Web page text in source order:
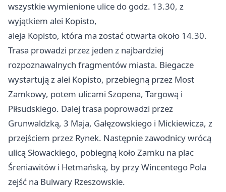
wszystkie wymienione ulice do godz. 13.30, z
wyjątkiem alei Kopisto,
aleja Kopisto, która ma zostać otwarta około 14.30.
Trasa prowadzi przez jeden z najbardziej
rozpoznawalnych fragmentów miasta. Biegacze
wystartują z alei Kopisto, przebiegną przez Most
Zamkowy, potem ulicami Szopena, Targową i
Piłsudskiego. Dalej trasa poprowadzi przez
Grunwaldzką, 3 Maja, Gałęzowskiego i Mickiewicza, z
przejściem przez Rynek. Następnie zawodnicy wrócą
ulicą Słowackiego, pobiegną koło Zamku na plac
Śreniawitów i Hetmańską, by przy Wincentego Pola
zejść na Bulwary Rzeszowskie.